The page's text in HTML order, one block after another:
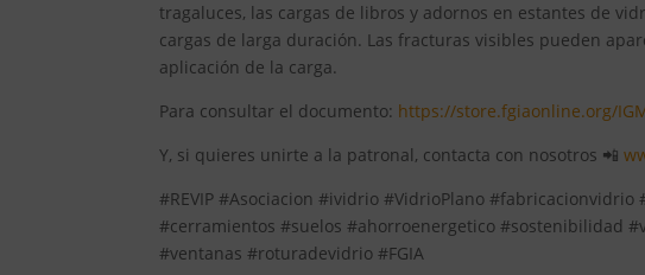
tragaluces, las cargas de libros y adornos en estantes de
cargas de larga duración. Las fracturas visibles pueden
aplicación de la carga.
Para consultar el documento: https://store.fgiaonline.org/
Y, si quieres unirte a la patronal, contacta con nosotros 📲
#REVIP #Asociacion #ividrio #VidrioPlano
#cerramientos #suelos #ahorroenergetico #sostenibilidad
#ventanas #roturadevidrio #FGIA